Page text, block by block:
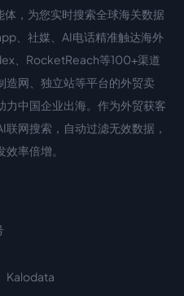
，为您实时搜索全球海关数据
、社媒、AI电话精准触达海外
、RocketReach等100+渠道
造网、独立站等平台的外贸卖
力中国企业出海。作为外贸获客
网搜索，自动过滤无效数据，
率倍增。
Kalodata